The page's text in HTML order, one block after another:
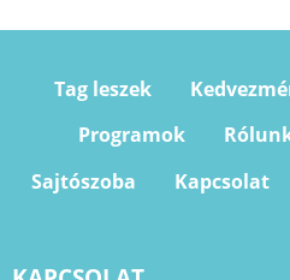
Tag leszek
Programok
Sajtószoba
Kapcsolat